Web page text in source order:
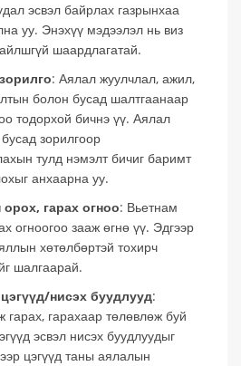
эсвэл байрлах газрынхаа
уу. Энэхүү мэдээлэл нь виз
шаардлагатай.
: Аялал жуулчлал, ажил,
болон бусад шалтгаанаар
тодорхой бичнэ үү. Аялал
зорилгоор
тулд нэмэлт бичиг баримт
анхаарна уу.
гарах огноо: Вьетнам
огноогоо зааж өгнө үү. Эдгээр
хөтөлбөртэй тохирч
шалгаарай.
нисэх буудлууд:
гарах, гарахаар төлөвлөж буй
эсвэл нисэх буудлуудыг
цэгүүд таны аялалын